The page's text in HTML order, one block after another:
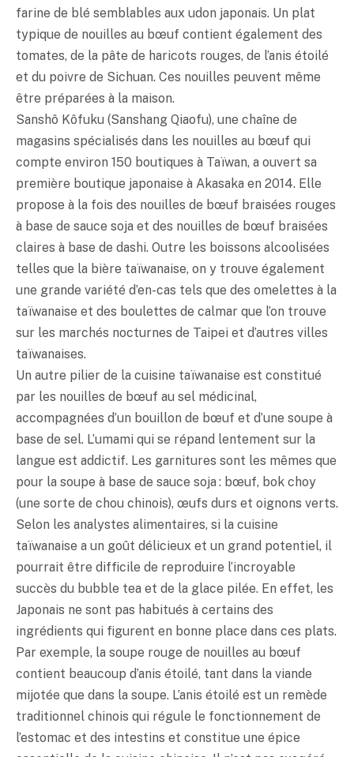
farine de blé semblables aux udon japonais. Un plat
typique de nouilles au bœuf contient également des
tomates, de la pâte de haricots rouges, de l’anis étoilé
et du poivre de Sichuan. Ces nouilles peuvent même
être préparées à la maison.
Sanshô Kôfuku (Sanshang Qiaofu), une chaîne de
magasins spécialisés dans les nouilles au bœuf qui
compte environ 150 boutiques à Taïwan, a ouvert sa
première boutique japonaise à Akasaka en 2014. Elle
propose à la fois des nouilles de bœuf braisées rouges
à base de sauce soja et des nouilles de bœuf braisées
claires à base de dashi. Outre les boissons alcoolisées
telles que la bière taïwanaise, on y trouve également
une grande variété d’en-cas tels que des omelettes à la
taïwanaise et des boulettes de calmar que l’on trouve
sur les marchés nocturnes de Taipei et d’autres villes
taïwanaises.
Un autre pilier de la cuisine taïwanaise est constitué
par les nouilles de bœuf au sel médicinal,
accompagnées d’un bouillon de bœuf et d’une soupe à
base de sel. L’umami qui se répand lentement sur la
langue est addictif. Les garnitures sont les mêmes que
pour la soupe à base de sauce soja : bœuf, bok choy
(une sorte de chou chinois), œufs durs et oignons verts.
Selon les analystes alimentaires, si la cuisine
taïwanaise a un goût délicieux et un grand potentiel, il
pourrait être difficile de reproduire l’incroyable
succès du bubble tea et de la glace pilée. En effet, les
Japonais ne sont pas habitués à certains des
ingrédients qui figurent en bonne place dans ces plats.
Par exemple, la soupe rouge de nouilles au bœuf
contient beaucoup d’anis étoilé, tant dans la viande
mijotée que dans la soupe. L’anis étoilé est un remède
traditionnel chinois qui régule le fonctionnement de
l’estomac et des intestins et constitue une épice